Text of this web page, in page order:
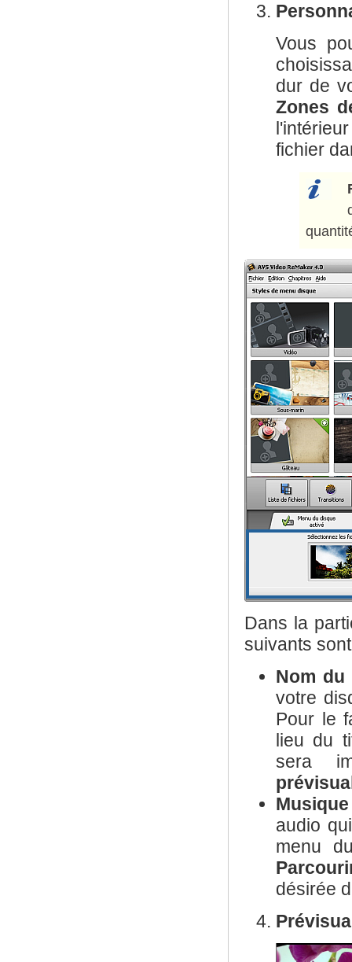
Vous
dur de
Zones
fichier
Dans la
suivants
Nom du
votre
Pour le
lieu du
sera
audio
menu
désirée